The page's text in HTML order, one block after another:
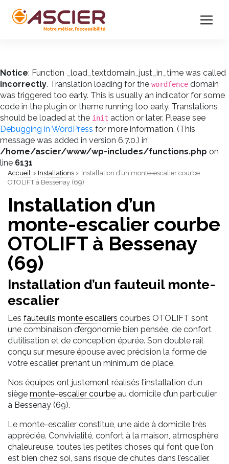
Notice: Function _load_textdomain_just_in_time was called
incorrectly. Translation loading for the wordfence domain
was triggered too early. This is usually an indicator for some
code in the plugin or theme running too early. Translations
should be loaded at the init action or later. Please see
Debugging in WordPress for more information. (This
message was added in version 6.7.0.) in
/home/ascier/www/wp-includes/functions.php on
line 6131
Accueil » Installations » Installation d’un monte-escalier courbe
OTOLIFT à Bessenay (69)
Installation d’un
monte-escalier courbe
OTOLIFT à Bessenay
(69)
Installation d’un fauteuil monte-
escalier
Les fauteuils monte escaliers courbes OTOLIFT sont
une combinaison d’ergonomie bien pensée, de confort
d’utilisation et de conception épurée. Son double rail
conçu sur mesure épouse avec précision la forme de
votre escalier, prenant un minimum de place.
Nos équipes ont justement réalisés l’installation d’un
siège monte-escalier courbe au domicile d’un particulier
à Bessenay (69).
Le monte-escalier constitue, une aide à domicile très
appréciée. Convivialité, confort à la maison, atmosphère
chaleureuse, toutes les petites choses qui font que l’on
est bien chez soi, sans risque de chutes dans l’escalier.